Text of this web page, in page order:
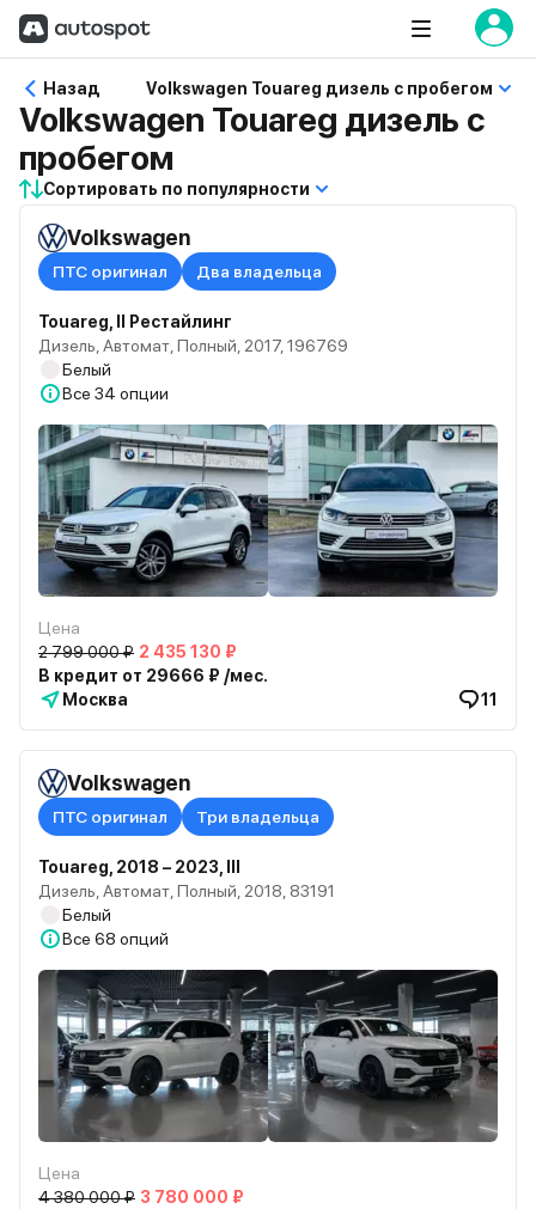
Назад Volkswagen Touareg дизель с пробегом
Volkswagen Touareg дизель с
пробегом
Сортировать по популярности
Volkswagen
ПТС оригинал Два владельца
Touareg, II Рестайлинг
Дизель, Автомат, Полный, 2017, 196769
Белый
Все 34 опции
Цена
2 799 000 ₽ 2 435 130 ₽
В кредит от 29666 ₽ /мес.
Москва
11
Volkswagen
ПТС оригинал Три владельца
Touareg, 2018 – 2023, III
Дизель, Автомат, Полный, 2018, 83191
Белый
Все 68 опций
Цена
4 380 000 ₽ 3 780 000 ₽